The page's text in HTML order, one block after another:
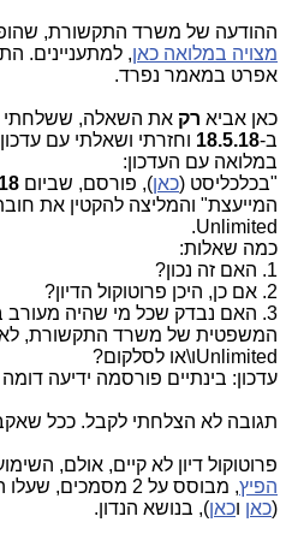
ההודעה של משרד התקשורת,
מצויה במלואה כאן, למתעניינים.
אפרט במאמר נפרד.
כאן אביא רק את השאלה, ששלחתי
ב-18.5.18
במלואה עם העדכון:
"בכלכליסט (כאן), פורסם, שביום
המייעצת" והמליצה להקטין את
Unlimited
.
כמה שאלות:
1. האם זה נכון?
2. אם כן, היכן פרוטוקול הדיון?
3. האם נבדק שכל מי שהיה מעורב
המשפטית של משרד התקשורת, לא
Unlimitedו\או לסלקום?
עדכון: בינתיים פורסמה ידיעה
תגובה לא הצלחתי לקבל. ככל
פרוטוקול דיון לא קיים, אולם,
הפיץ
, מבוסס על 2
(כאןו כאן), בנושא הנדון.